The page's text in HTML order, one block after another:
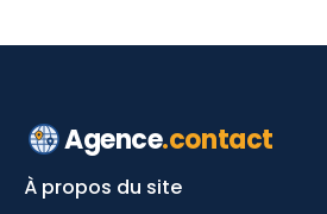
Agence.contact
À propos du site